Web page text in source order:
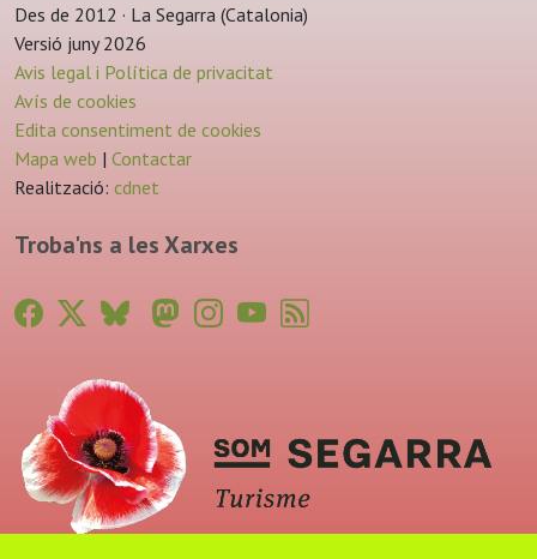
Des de 2012 · La Segarra (Catalonia)
Versió juny 2026
Avis legal i Política de privacitat
Avís de cookies
Edita consentiment de cookies
Mapa web | Contactar
Realització: cdnet
Troba'ns a les Xarxes